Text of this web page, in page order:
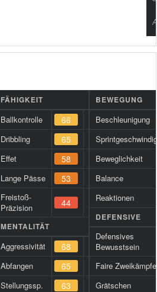
FÄHIGKEIT
Ballkontrolle 66
Dribbling 65
Effet 58
Lange Pässe 53
Freistoß-
Präzision
44
MENTALITÄT
Aggressivität 68
Abfangen 65
Stellungssp. 63
BEWEGUNG
Beschleunigung
Beweglichkeit
Balance
Reaktionen
DEFENSIVE
Defensives
Bewusstsein
Faire Zweikämpfe
Grätschen